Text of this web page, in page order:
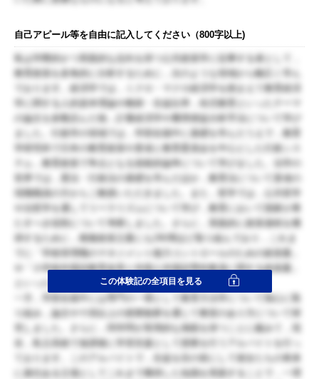
自己アピール等を自由に記入してください（800字以上)
私は学際的かつ実践的な志向を持つ公共政策学に従事する者として，
教育政策を多角的に分析するために，次のような領域から幅広く学ん
でおります。経済学では，ミクロ・マクロ経済学を踏まえて教育経済
学に関する人的資本理論や教師・生徒比率，幼児教育といったテーマ
の論文を多数読んだ他，計量経済学や費用便益分析手法について学び
ました。行政学の領域では，学部在籍中に基礎を学んだうえで，教育
学研究科で日本の教育政策や貴省と教育委員会を中心とした行政シス
テム，教育政策で争点となる規範的論争について学びました。法学の
世界では，憲法・行政法の基礎を学んだほか，教育法について貴省の
現職職員の方からご教授いただきました。また，哲学では，公共哲学
や法哲学を通してリベラリズムについて学び，教育において国家が果
たすべき役割について考察しました。さらに，実践的に政策過程を獲
得するために，模擬政策立案にも2年間ほど取り組んでおり，これま
でに「学校管理職のマネジメント能力コントロールのための政策案」
や「小学校外国語教育改革と外国人外国語専科教員に関する政策案」
といったテーマを扱ってきました。
一方，学部在籍中には専門の一環として教育方法学について熱心に取
り組み，論文や十回以上の授業観察を通じて教室のあり方について研
究しました。さらに，同学問が実用的な側面を持つことに鑑みて，現
在，私立高校で放課後に学習支援として授業を行うアルバイトを行っ
ております。このアルバイトで，生徒を目の前にして彼女たちの将来
に責任ある立場としてこれまで獲得した知識を実践することで，一理
この体験記の全項目を見る